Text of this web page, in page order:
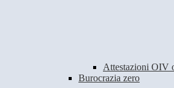
Attestazioni OIV
Burocrazia zero